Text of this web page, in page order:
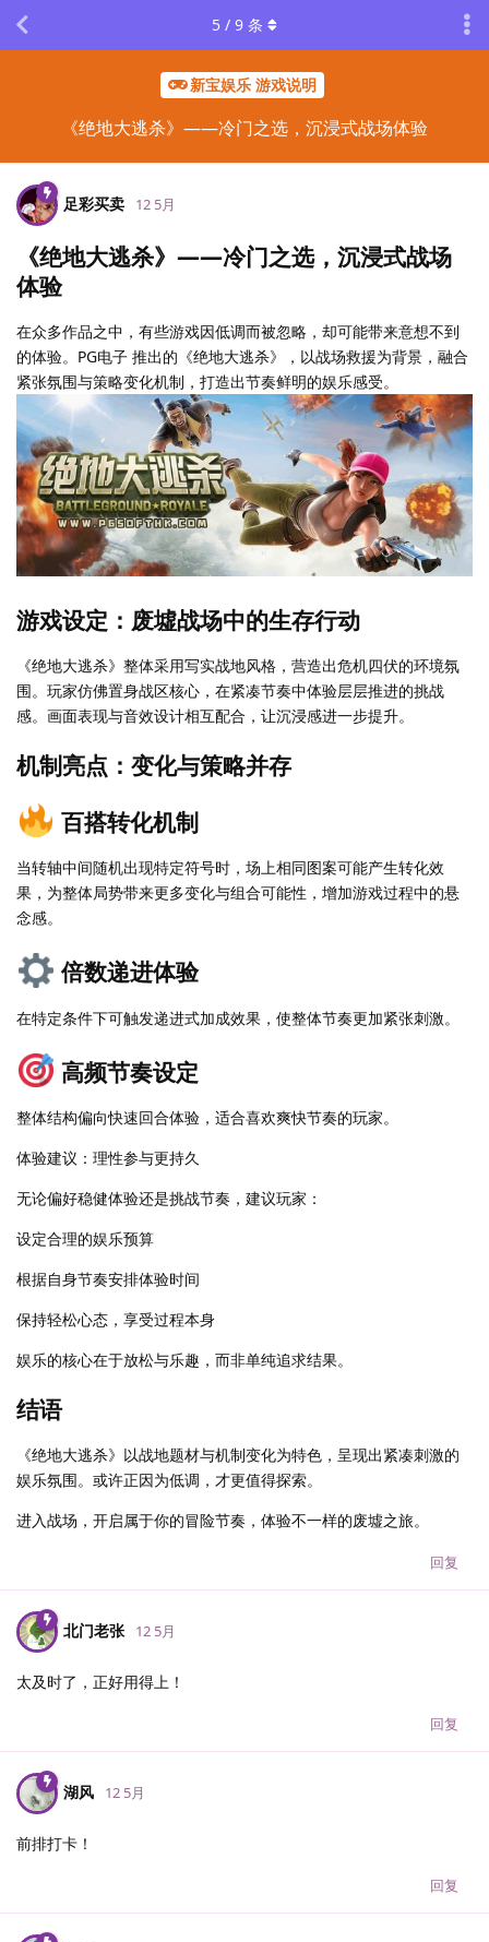
新宝娱乐 游戏说明
《绝地大逃杀》——冷门之选，沉浸式战场体验
5 / 9 条
足彩买卖 12 5月
《绝地大逃杀》——冷门之选，沉浸式战场
体验
在众多作品之中，有些游戏因低调而被忽略，却可能带来意想不到
的体验。PG电子 推出的《绝地大逃杀》，以战场救援为背景，融合
紧张氛围与策略变化机制，打造出节奏鲜明的娱乐感受。
游戏设定：废墟战场中的生存行动
《绝地大逃杀》整体采用写实战地风格，营造出危机四伏的环境氛
围。玩家仿佛置身战区核心，在紧凑节奏中体验层层推进的挑战
感。画面表现与音效设计相互配合，让沉浸感进一步提升。
机制亮点：变化与策略并存
百搭转化机制
当转轴中间随机出现特定符号时，场上相同图案可能产生转化效
果，为整体局势带来更多变化与组合可能性，增加游戏过程中的悬
念感。
倍数递进体验
在特定条件下可触发递进式加成效果，使整体节奏更加紧张刺激。
高频节奏设定
整体结构偏向快速回合体验，适合喜欢爽快节奏的玩家。
体验建议：理性参与更持久
无论偏好稳健体验还是挑战节奏，建议玩家：
设定合理的娱乐预算
根据自身节奏安排体验时间
保持轻松心态，享受过程本身
娱乐的核心在于放松与乐趣，而非单纯追求结果。
结语
《绝地大逃杀》以战地题材与机制变化为特色，呈现出紧凑刺激的
娱乐氛围。或许正因为低调，才更值得探索。
进入战场，开启属于你的冒险节奏，体验不一样的废墟之旅。
回复
北门老张 12 5月
太及时了，正好用得上！
回复
湖风 12 5月
前排打卡！
回复